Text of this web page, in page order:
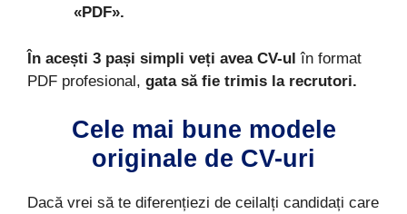
«PDF».
În acești 3 pași simpli veți avea CV-ul în format
PDF profesional, gata să fie trimis la recrutori.
Cele mai bune modele
originale de CV-uri
Dacă vrei să te diferențiezi de ceilalți candidați care